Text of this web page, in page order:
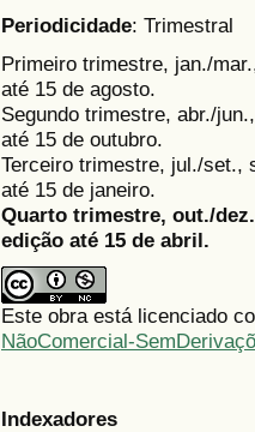
Periodicidade: Trimestral
Primeiro trimestre, jan./
até 15 de agosto.
Segundo trimestre, abr./
até 15 de outubro.
Terceiro trimestre, jul./set.,
até 15 de janeiro.
Quarto trimestre, out./
edição até 15 de abril.
Este obra está licenciado
NãoComercial-
Indexadores